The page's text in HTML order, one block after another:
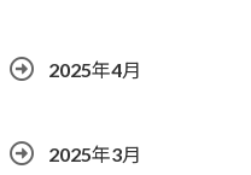
2025年4月
2025年3月